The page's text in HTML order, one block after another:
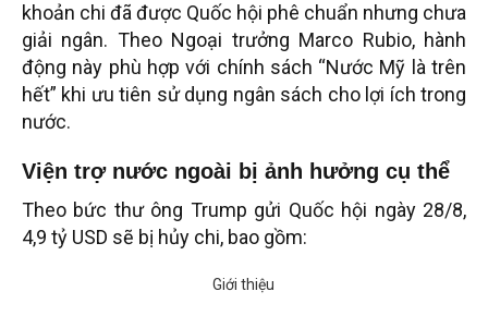
khoản chi đã được Quốc hội phê chuẩn nhưng chưa
giải ngân. Theo Ngoại trưởng Marco Rubio, hành
động này phù hợp với chính sách “Nước Mỹ là trên
hết” khi ưu tiên sử dụng ngân sách cho lợi ích trong
nước.
Viện trợ nước ngoài bị ảnh hưởng cụ thể
Theo bức thư ông Trump gửi Quốc hội ngày 28/8,
4,9 tỷ USD sẽ bị hủy chi, bao gồm: